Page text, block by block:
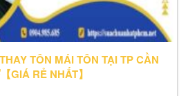
TÔN MÁI TÔN TẠI TP CẦN
GIÁ RẺ NHẤT】